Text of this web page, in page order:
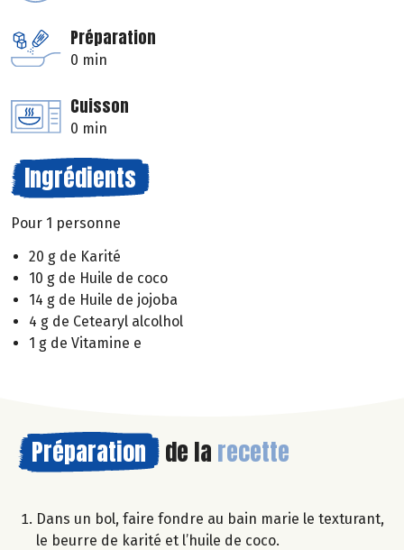
Préparation
0 min
Cuisson
0 min
Ingrédients
Pour 1 personne
20 g de Karité
10 g de Huile de coco
14 g de Huile de jojoba
4 g de Cetearyl alcolhol
1 g de Vitamine e
Préparation de la recette
Dans un bol, faire fondre au bain marie le texturant,
le beurre de karité et l’huile de coco.